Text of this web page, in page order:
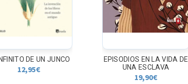
DE UN JUNCO
12,95€
EPISODIOS EN LA VIDA DE
UNA ESCLAVA
19,90€